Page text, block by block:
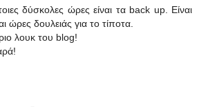
δύσκολες ώρες είναι τα back up. Είναι
ώρες δουλειάς για το τίποτα.
λουκ του blog!